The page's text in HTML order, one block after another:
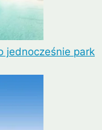
jednocześnie park